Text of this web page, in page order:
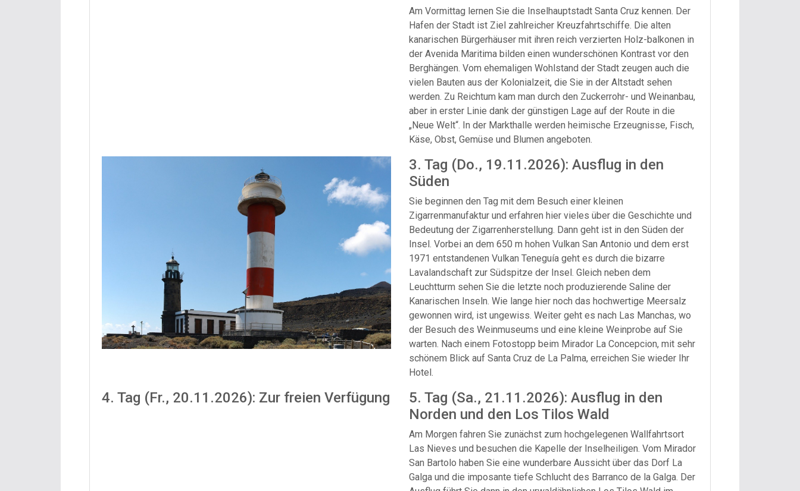
Am Vormittag lernen Sie die Inselhauptstadt Santa Cruz kennen. Der
Hafen der Stadt ist Ziel zahlreicher Kreuzfahrtschiffe. Die alten
kanarischen Bürgerhäuser mit ihren reich verzierten Holz-balkonen in
der Avenida Maritima bilden einen wunderschönen Kontrast vor den
Berghängen. Vom ehemaligen Wohlstand der Stadt zeugen auch die
vielen Bauten aus der Kolonialzeit, die Sie in der Altstadt sehen
werden. Zu Reichtum kam man durch den Zuckerrohr- und Weinanbau,
aber in erster Linie dank der günstigen Lage auf der Route in die
„Neue Welt“. In der Markthalle werden heimische Erzeugnisse, Fisch,
Käse, Obst, Gemüse und Blumen angeboten.
3. Tag (Do., 19.11.2026): Ausflug in den
Süden
Sie beginnen den Tag mit dem Besuch einer kleinen
Zigarrenmanufaktur und erfahren hier vieles über die Geschichte und
Bedeutung der Zigarrenherstellung. Dann geht ist in den Süden der
Insel. Vorbei an dem 650 m hohen Vulkan San Antonio und dem erst
1971 entstandenen Vulkan Teneguía geht es durch die bizarre
Lavalandschaft zur Südspitze der Insel. Gleich neben dem
Leuchtturm sehen Sie die letzte noch produzierende Saline der
Kanarischen Inseln. Wie lange hier noch das hochwertige Meersalz
gewonnen wird, ist ungewiss. Weiter geht es nach Las Manchas, wo
der Besuch des Weinmuseums und eine kleine Weinprobe auf Sie
warten. Nach einem Fotostopp beim Mirador La Concepcion, mit sehr
schönem Blick auf Santa Cruz de La Palma, erreichen Sie wieder Ihr
Hotel.
4. Tag (Fr., 20.11.2026): Zur freien Verfügung
5. Tag (Sa., 21.11.2026): Ausflug in den
Norden und den Los Tilos Wald
Am Morgen fahren Sie zunächst zum hochgelegenen Wallfahrtsort
Las Nieves und besuchen die Kapelle der Inselheiligen. Vom Mirador
San Bartolo haben Sie eine wunderbare Aussicht über das Dorf La
Galga und die imposante tiefe Schlucht des Barranco de la Galga. Der